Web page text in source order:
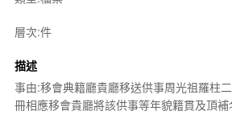
層次:件
描述
事由:移會典籍廳貴廳移送供事周光祖羅柱
冊相應移會貴廳將該供事等年貌籍貫及頂